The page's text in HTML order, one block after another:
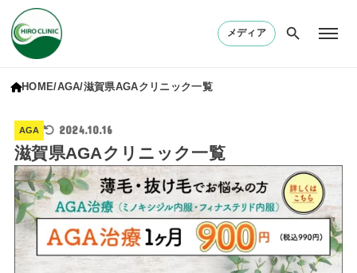
メディア
HOME AGA 滋賀県AGAクリニック一覧
AGA 2024.10.16
滋賀県AGAクリニック一覧